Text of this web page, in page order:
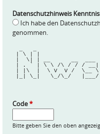
Datenschutzhinweis
Ich habe den
genommen.
| \ | |
|  \| | __      __
| . ` | \ \ /\ / / / __|
| |\  |  \ V  V /  \__
|_| \_|   \_/\_/   |___/
Code*
Bitte geben Sie den oben